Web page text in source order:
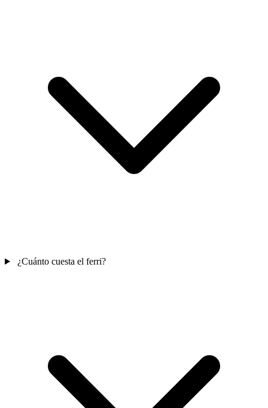
¿Cuánto cuesta el ferri?